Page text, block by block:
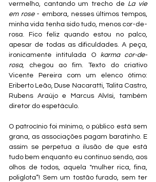
vermelho, cantando um trecho de La vie
em rose - embora, nesses últimos tempos,
minha vida tenha sido tudo, menos cor-de-
rosa. Fico feliz quando estou no palco,
apesar de todas as dificuldades. A peça,
ironicamente intitulada O karma cor-de-
rosa, chegou ao fim. Texto do criativo
Vicente Pereira com um elenco ótimo:
Eriberto Leão, Duse Nacaratti, Talita Castro,
Rubens Araújo e Marcus AlvIsi, também
diretor do espetáculo.
O patrocínio foi mínimo, o público está sem
grana, as associações pagam baratinho. E
assim se perpetua a ilusão de que está
tudo bem enquanto eu continuo sendo, aos
olhos de todos, aquela "mulher rica, fina,
poliglota”! Sem um tostão furado, sem ter